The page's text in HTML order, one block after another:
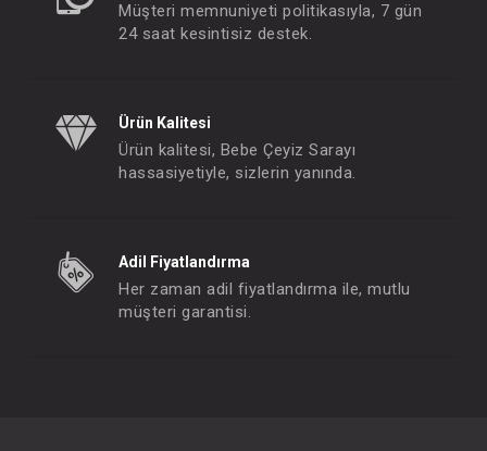
Müşteri memnuniyeti politikasıyla, 7 gün
24 saat kesintisiz destek.
Ürün Kalitesi
Ürün kalitesi, Bebe Çeyiz Sarayı
hassasiyetiyle, sizlerin yanında.
Adil Fiyatlandırma
Her zaman adil fiyatlandırma ile, mutlu
müşteri garantisi.